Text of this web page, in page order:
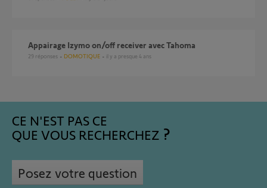
Appairage Izymo on/off receiver avec Tahoma
29 réponses DOMOTIQUE il y a presque 4 ans
CE N'EST PAS CE
QUE VOUS RECHERCHEZ
Posez votre question